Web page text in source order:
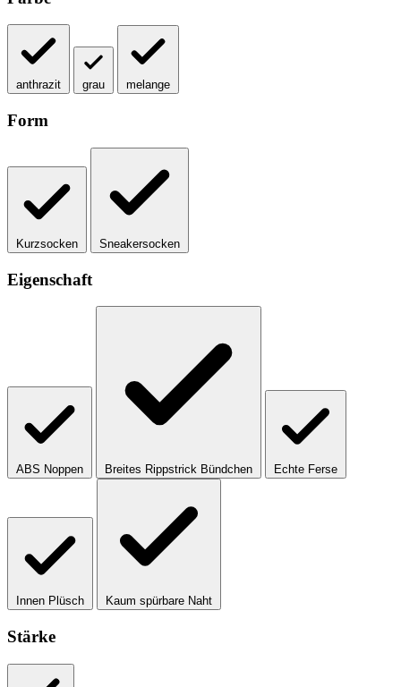
anthrazit grau melange
Form
Kurzsocken Sneakersocken
Eigenschaft
ABS Noppen Breites Rippstrick Bündchen Echte Ferse
Innen Plüsch Kaum spürbare Naht
Stärke